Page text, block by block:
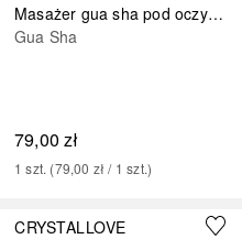
Masażer gua sha pod oczy z czarnego obsydianu – refleksologia twarzy
Gua Sha
79,00 zł
1 szt. (79,00 zł / 1 szt.)
CRYSTALLOVE